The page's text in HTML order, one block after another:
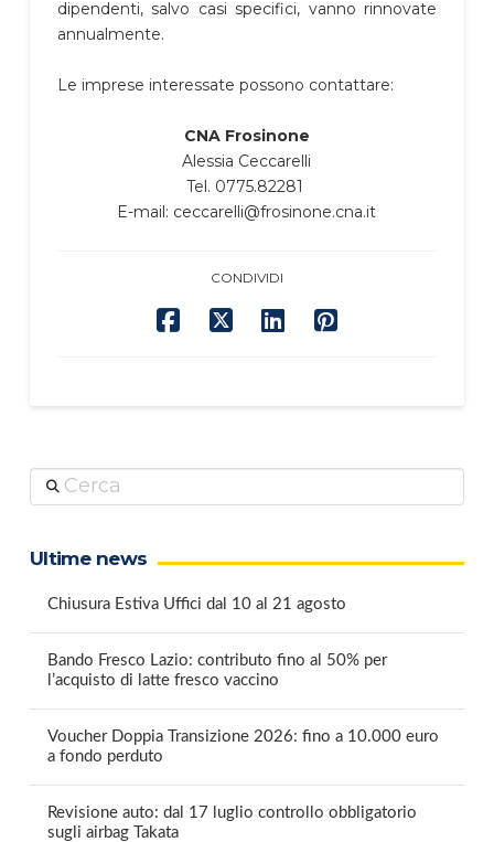
dipendenti, salvo casi specifici, vanno rinnovate
annualmente.
Le imprese interessate possono contattare:
CNA Frosinone
Alessia Ceccarelli
Tel. 0775.82281
E-mail: ceccarelli@frosinone.cna.it
CONDIVIDI
Cerca
Ultime news
Chiusura Estiva Uffici dal 10 al 21 agosto
Bando Fresco Lazio: contributo fino al 50% per
l’acquisto di latte fresco vaccino
Voucher Doppia Transizione 2026: fino a 10.000 euro
a fondo perduto
Revisione auto: dal 17 luglio controllo obbligatorio
sugli airbag Takata